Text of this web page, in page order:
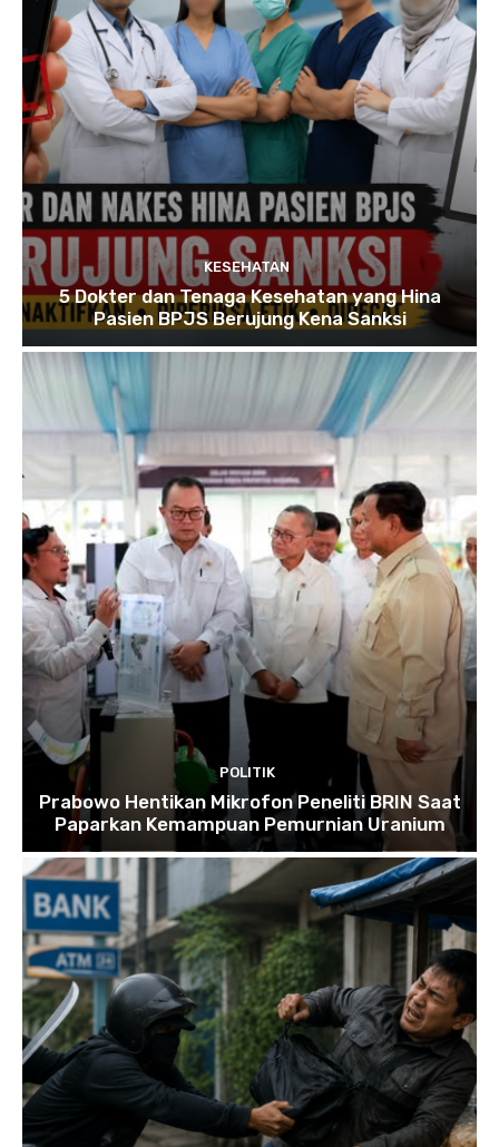
KESEHATAN
5 Dokter dan Tenaga Kesehatan yang Hina
Pasien BPJS Berujung Kena Sanksi
POLITIK
Prabowo Hentikan Mikrofon Peneliti BRIN Saat
Paparkan Kemampuan Pemurnian Uranium